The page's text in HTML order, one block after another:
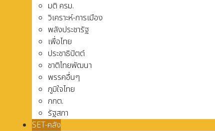
มติ ครม.
วิเคราะห์-การเมือง
พลังประชารัฐ
เพื่อไทย
ประชาธิปัตต์
ชาติไทยพัฒนา
พรรคอื่นๆ
ภูมิใจไทย
กกต.
รัฐสภา
SET-คลัง